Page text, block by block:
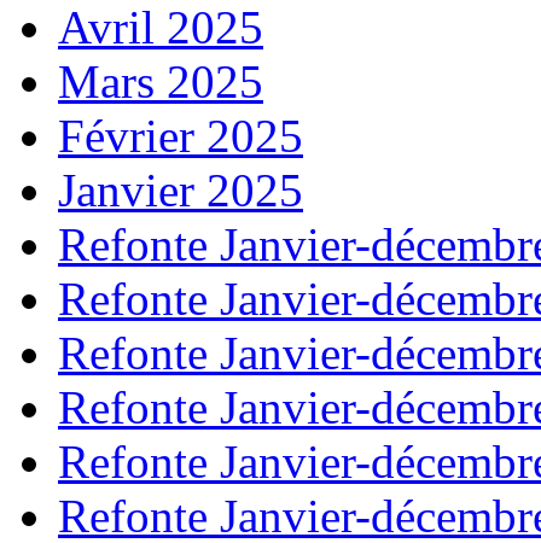
Avril 2025
Mars 2025
Février 2025
Janvier 2025
Refonte Janvier-
Refonte Janvier-
Refonte Janvier-
Refonte Janvier-
Refonte Janvier-
Refonte Janvier-